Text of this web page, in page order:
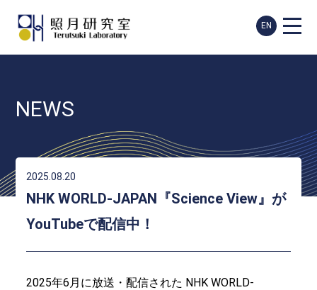
EN
NEWS
2025.08.20
NHK WORLD-JAPAN『Science View』が
YouTubeで配信中！
2025年6月に放送・配信された NHK WORLD-